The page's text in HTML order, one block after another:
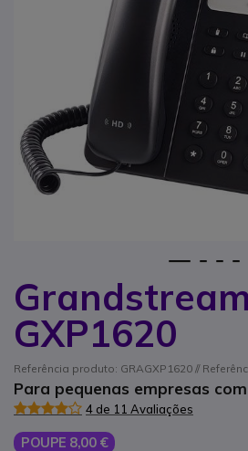
Grandstream
GXP1620
Referência produto: GRAGXP1620 //
Para pequenas empresas
4 de 11 Avaliações
POUPE 8,00 €
Saltar para o início da Galeria de